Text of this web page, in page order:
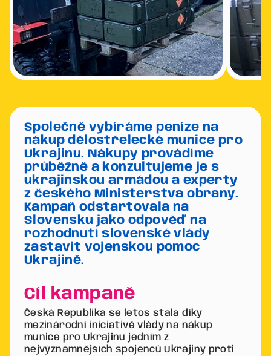
Společně vybíráme peníze na
nákup dělostřelecké munice pro
Ukrajinu. Nákupy provádíme
průběžně a konzultujeme je s
ukrajinskou armádou a experty
z českého Ministerstva obrany.
Kampaň odstartovala na
Slovensku jako odpověď na
rozhodnutí slovenské vlády
zastavit vojenskou pomoc
Ukrajině.
Cíl kampaně
Česká Republika se letos stala díky
mezinárodní iniciativě vlády na nákup
munice pro Ukrajinu jedním z
nejvýznamnějších spojenců Ukrajiny proti